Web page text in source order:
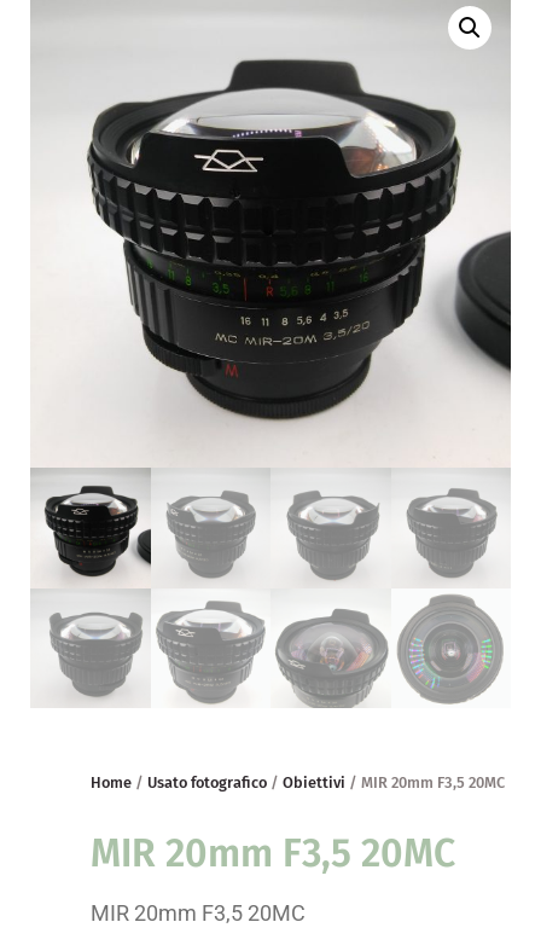
Home / Usato fotografico / Obiettivi / MIR 20mm F3,5 20MC
MIR 20mm F3,5 20MC
MIR 20mm F3,5 20MC